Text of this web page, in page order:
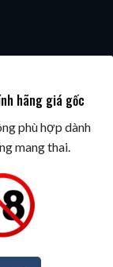
QUÀ TẾT 2025
hãng giá gốc
phù hợp dành
mang thai.